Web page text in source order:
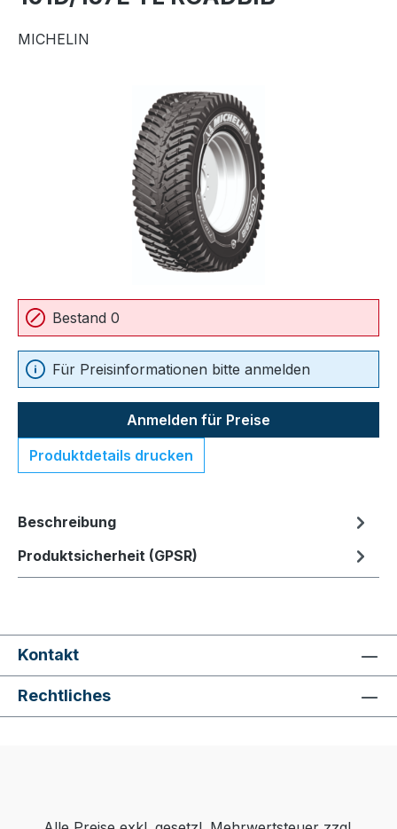
MICHELIN
Bildergalerie überspringen
Bestand 0
Für Preisinformationen bitte anmelden
Anmelden für Preise
Produktdetails drucken
Beschreibung
Produktsicherheit (GPSR)
Kontakt
Rechtliches